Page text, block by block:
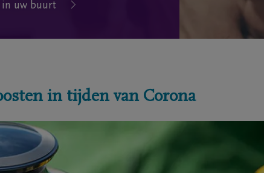
in uw buurt
in tijden van Corona